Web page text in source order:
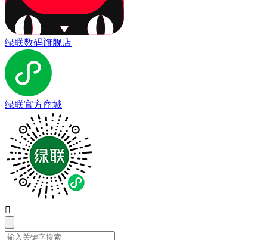
绿联数码旗舰店
绿联官方商城
